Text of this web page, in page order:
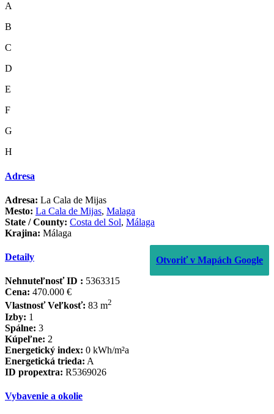
A
B
C
D
E
F
G
H
Adresa
Adresa: La Cala de Mijas
Mesto: La Cala de Mijas, Malaga
State / County: Costa del Sol, Málaga
Krajina: Málaga
Otvoriť v Mapách Google
Detaily
Nehnuteľnosť ID : 5363315
Cena: 470.000 €
Vlastnosť Veľkosť: 83 m2
Izby: 1
Spálne: 3
Kúpeľne: 2
Energetický index: 0 kWh/m²a
Energetická trieda: A
ID propextra: R5369026
Vybavenie a okolie